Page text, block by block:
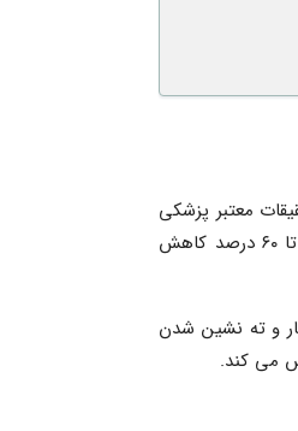
معتبر پزشکی
ثابت نموده است انتقال ویروس ها و میکرو اورگانیسم های بیماری زا در رطوبت بین ۴۰ تا ۴۵ درصد تا ۶۰ درصد کاهش
و ته نشین شدن
می کند.